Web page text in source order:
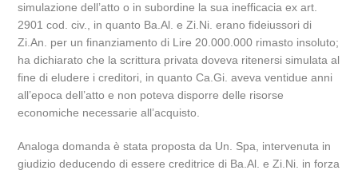
simulazione dell’atto o in subordine la sua inefficacia ex art.
2901 cod. civ., in quanto Ba.Al. e Zi.Ni. erano fideiussori di
Zi.An. per un finanziamento di Lire 20.000.000 rimasto insoluto;
ha dichiarato che la scrittura privata doveva ritenersi simulata al
fine di eludere i creditori, in quanto Ca.Gi. aveva ventidue anni
all’epoca dell’atto e non poteva disporre delle risorse
economiche necessarie all’acquisto.
Analoga domanda è stata proposta da Un. Spa, intervenuta in
giudizio deducendo di essere creditrice di Ba.Al. e Zi.Ni. in forza